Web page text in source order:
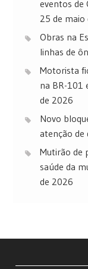
eventos de
25 de maio
Obras na
linhas de
Motorista
na BR-101
de 2026
Novo
atenção de
Mutirão de
saúde da
de 2026